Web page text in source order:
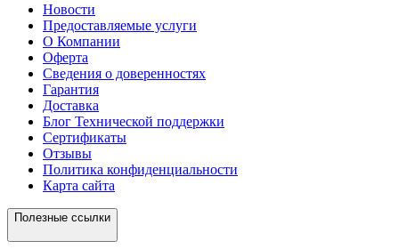
Новости
Предоставляемые услуги
О Компании
Оферта
Сведения о доверенностях
Гарантия
Доставка
Блог Технической поддержки
Сертификаты
Отзывы
Политика конфиденциальности
Карта сайта
Полезные ссылки